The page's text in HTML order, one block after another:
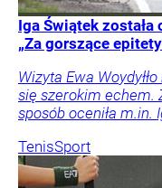
Iga Świątek
„Za gorszące
Wizyta Ewa
się szerokim echem.
sposób oceniła m.in.
TenisSport